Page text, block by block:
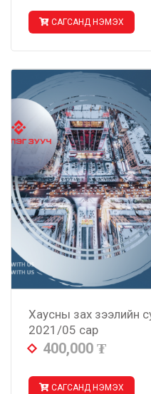
САГСАНД НЭМЭХ
Хаусны зах зээлийн
2021/05 сар
400,000 ₮
САГСАНД НЭМЭХ